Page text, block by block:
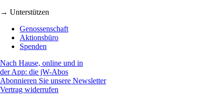
→ Unterstützen
Genossenschaft
Aktionsbüro
Spenden
Nach Hause, online und in
der App: die jW-Abos
Abonnieren Sie unsere Newsletter
Vertrag widerrufen